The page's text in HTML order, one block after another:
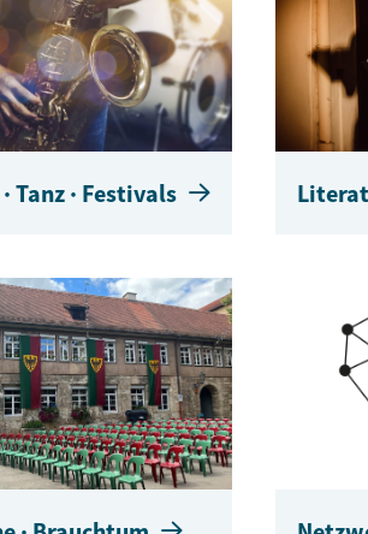
Tanz · Festivals